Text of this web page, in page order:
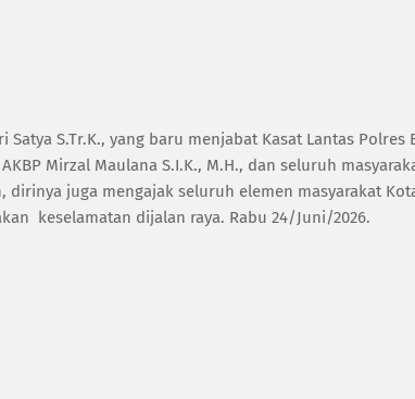
Satya S.Tr.K., yang baru menjabat Kasat Lantas
Mirzal Maulana S.I.K., M.H., dan seluruh
dirinya juga mengajak seluruh elemen masyarakat
keselamatan dijalan raya. Rabu 24/Juni/2026.